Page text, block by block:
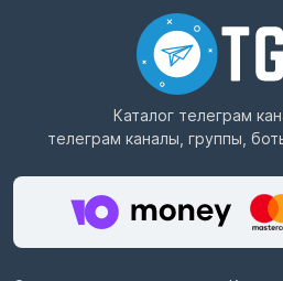
Каталог телеграм
телеграм каналы, группы,